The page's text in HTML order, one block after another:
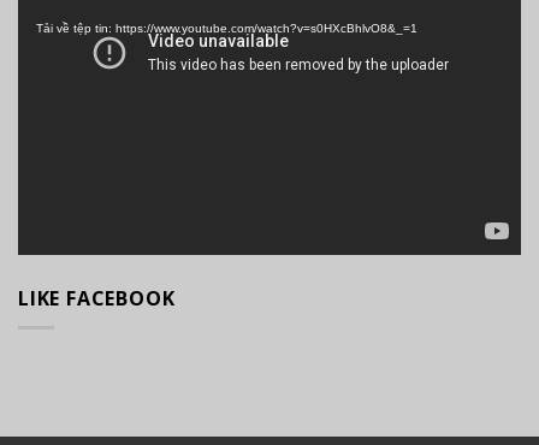
Tải về tệp tin: https://www.youtube.com/watch?v=s0HXcBhlvO8&_=1
LIKE FACEBOOK